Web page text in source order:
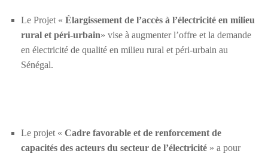
Le Projet « Élargissement de l’accès à l’électricité en milieu
rural et péri-urbain» vise à augmenter l’offre et la demande
en électricité de qualité en milieu rural et péri-urbain au
Sénégal.
Le projet « Cadre favorable et de renforcement de
capacités des acteurs du secteur de l’électricité » a pour